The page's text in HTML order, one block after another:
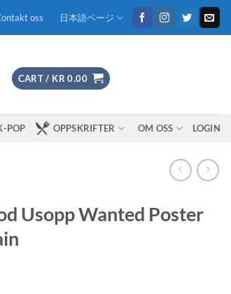
oss 日本語ページ
CART / KR 0.00
POP OPPSKRIFTER OM OSS LOGIN
Usopp Wanted Poster